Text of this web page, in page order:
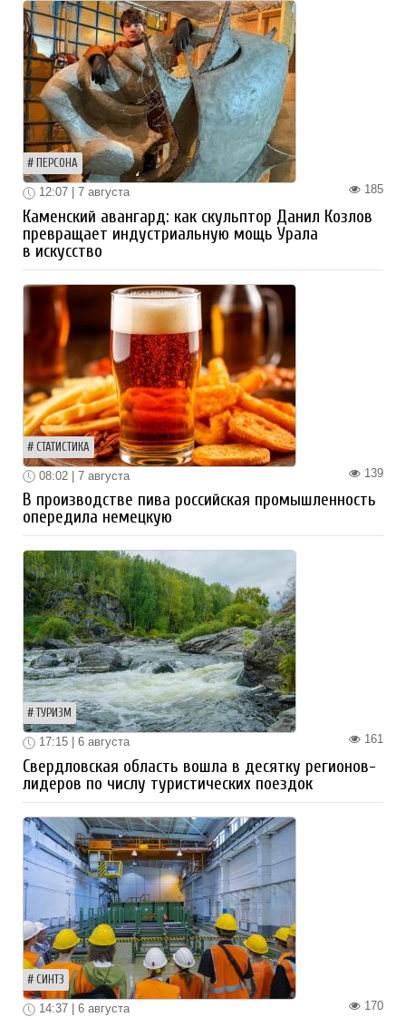
ПЕРСОНА
185
12:07 | 7 августа
Каменский авангард: как скульптор Данил Козлов
превращает индустриальную мощь Урала
в искусство
СТАТИСТИКА
139
08:02 | 7 августа
В производстве пива российская промышленность
опередила немецкую
ТУРИЗМ
161
17:15 | 6 августа
Свердловская область вошла в десятку регионов-
лидеров по числу туристических поездок
СИНТЗ
170
14:37 | 6 августа